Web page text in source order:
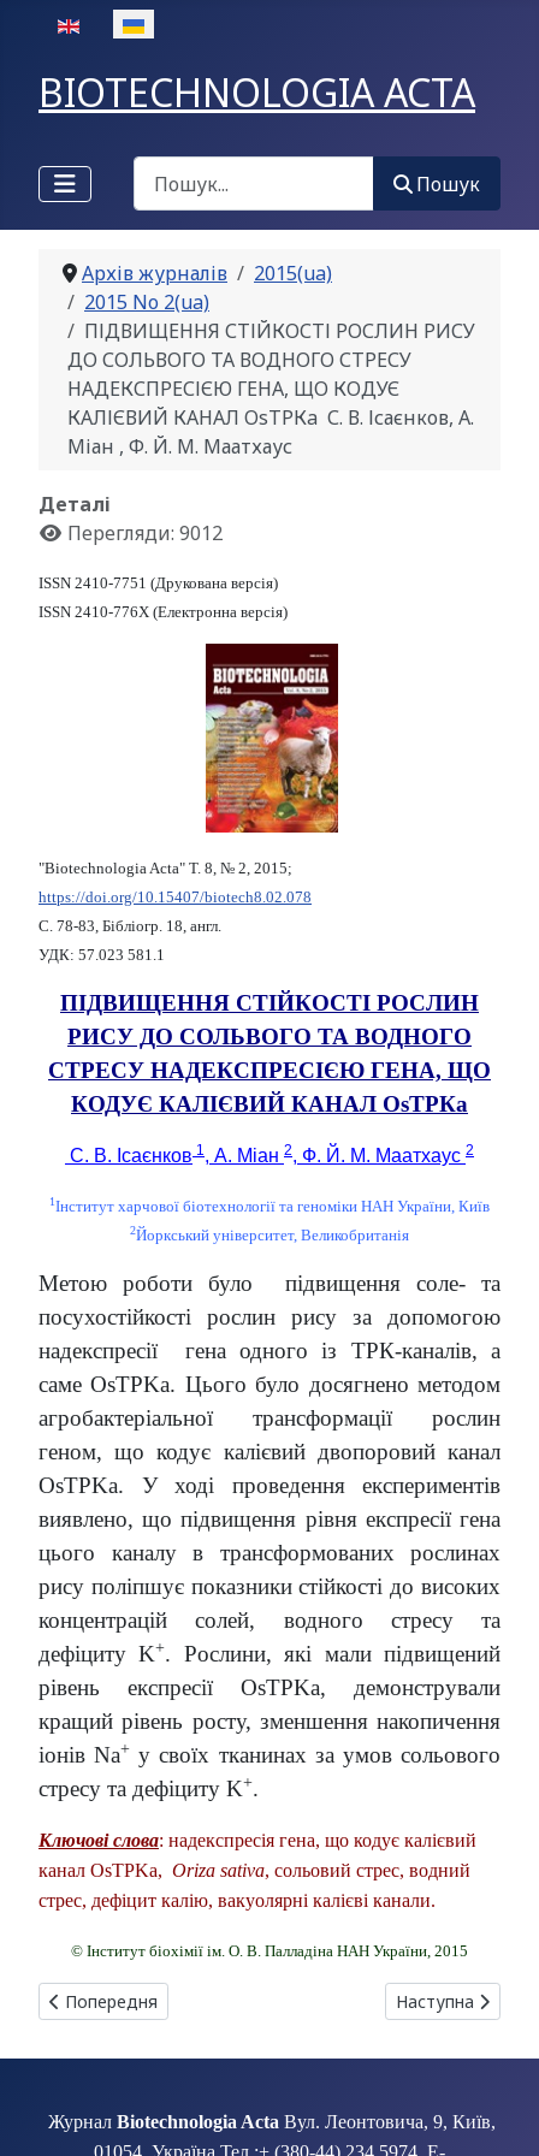
Оберіть свою мову
BIOTECHNOLOGIA ACTA
Пошук
Пошук
Архів журналів
2015(ua)
2015 No 2(ua)
ПІДВИЩЕННЯ СТІЙКОСТІ РОСЛИН РИСУ
ДО СОЛЬВОГО ТА ВОДНОГО СТРЕСУ
НАДЕКСПРЕСІЄЮ ГЕНА, ЩО КОДУЄ
КАЛІЄВИЙ КАНАЛ OsТРКa С. В. Ісаєнков, A.
Міан , Ф. Й. М. Маатхаус
Деталі
Перегляди: 9012
ISSN 2410-7751 (Друкована версія)
ISSN 2410-776X (Електронна версія)
"Biotechnologia Acta" Т. 8, № 2, 2015;
https://doi.org/10.15407/biotech8.02.078
С. 78-83, Бібліогр. 18, англ.
УДК: 57.023 581.1
ПІДВИЩЕННЯ СТІЙКОСТІ РОСЛИН
РИСУ ДО СОЛЬВОГО ТА ВОДНОГО
СТРЕСУ НАДЕКСПРЕСІЄЮ ГЕНА, ЩО
КОДУЄ КАЛІЄВИЙ КАНАЛ OsТРКa
С. В. Ісаєнков 1, A. Міан 2, Ф. Й. М. Маатхаус 2
1Інститут харчової біотехнології та геноміки НАН України, Київ
2Йоркський університет, Великобританія
Метою роботи було підвищення соле- та
посухостійкості рослин рису за допомогою
надекспресії гена одного із ТРК-каналів, а
саме OsTPKa. Цього було досягнено методом
агробактеріальної трансформації рослин
геном, що кодує калієвий двопоровий канал
OsTPKa. У ході проведення експериментів
виявлено, що підвищення рівня експресії гена
цього каналу в трансформованих рослинах
рису поліпшує показники стійкості до високих
концентрацій солей, водного стресу та
дефіциту K+. Рослини, які мали підвищений
рівень експресії OsTPKa, демонстрували
кращий рівень росту, зменшення накопичення
іонів Na+ у своїх тканинах за умов сольового
стресу та дефіциту K+.
Ключові слова: надекспресія гена, що кодує калієвий
канал OsTPKa, Oriza sativa, сольовий стрес, водний
стрес, дефіцит калію, вакуолярні калієві канали.
© Інститут біохімії ім. О. В. Палладіна НАН України, 2015
Попередня стаття: ПРОБІОТИЧНІ ШТАМИ Bacillus
Попередня Наступна
Наступна
Журнал Biotechnologia Acta Вул. Леонтовича, 9, Київ,